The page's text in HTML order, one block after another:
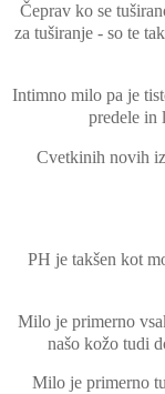
Čeprav ko se
za tuširanje - so te
Intimno milo pa je
predele in
Cvetkinih novih
PH je takšen kot
Milo je primerno
našo kožo tudi
Milo je primerno